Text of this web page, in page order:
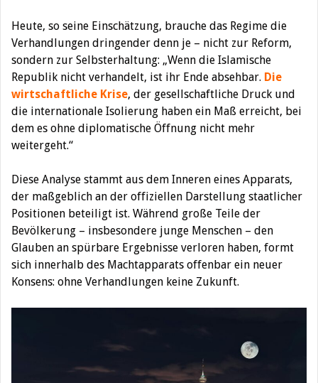
Heute, so seine Einschätzung, brauche das Regime die
Verhandlungen dringender denn je – nicht zur Reform,
sondern zur Selbsterhaltung: „Wenn die Islamische
Republik nicht verhandelt, ist ihr Ende absehbar. Die
wirtschaftliche Krise, der gesellschaftliche Druck und
die internationale Isolierung haben ein Maß erreicht, bei
dem es ohne diplomatische Öffnung nicht mehr
weitergeht.“
Diese Analyse stammt aus dem Inneren eines Apparats,
der maßgeblich an der offiziellen Darstellung staatlicher
Positionen beteiligt ist. Während große Teile der
Bevölkerung – insbesondere junge Menschen – den
Glauben an spürbare Ergebnisse verloren haben, formt
sich innerhalb des Machtapparats offenbar ein neuer
Konsens: ohne Verhandlungen keine Zukunft.